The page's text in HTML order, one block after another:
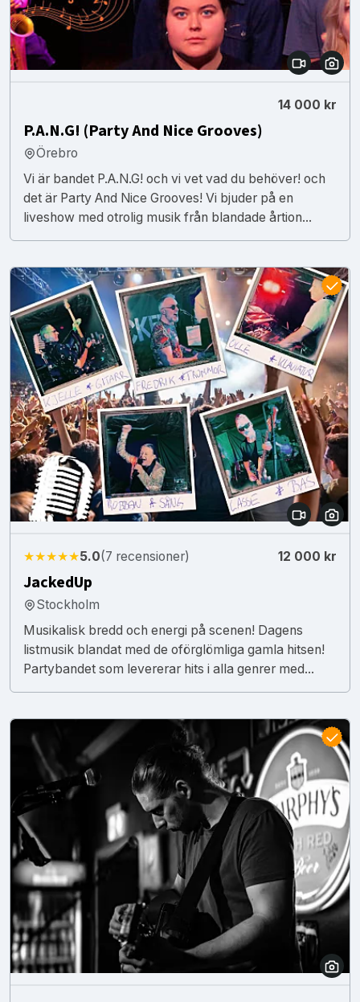
14 000 kr
P.A.N.G! (Party And Nice Grooves)
Örebro
Vi är bandet P.A.N.G! och vi vet vad du behöver! och
det är Party And Nice Grooves! Vi bjuder på en
liveshow med otrolig musik från blandade årtion...
★★★★★5.0(7 recensioner) 12 000 kr
JackedUp
Stockholm
Musikalisk bredd och energi på scenen! Dagens
listmusik blandat med de oförglömliga gamla hitsen!
Partybandet som levererar hits i alla genrer med...